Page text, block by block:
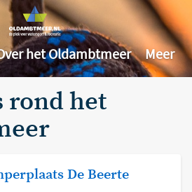
het Oldambtmeer Meer
rond het
De Beerte